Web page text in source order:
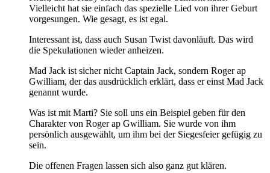
Vielleicht hat sie einfach das spezielle Lied von ihrer Geburt
vorgesungen. Wie gesagt, es ist egal.
Interessant ist, dass auch Susan Twist davonläuft. Das wird
die Spekulationen wieder anheizen.
Mad Jack ist sicher nicht Captain Jack, sondern Roger ap
Gwilliam, der das ausdrücklich erklärt, dass er einst Mad Jack
genannt wurde.
Was ist mit Marti? Sie soll uns ein Beispiel geben für den
Charakter von Roger ap Gwilliam. Sie wurde von ihm
persönlich ausgewählt, um ihm bei der Siegesfeier gefügig zu
sein.
Die offenen Fragen lassen sich also ganz gut klären.